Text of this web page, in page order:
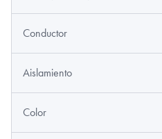
Conductor
Aislamiento
Color